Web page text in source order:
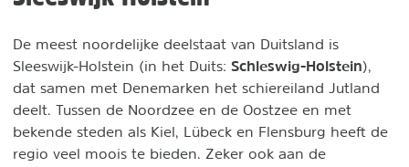
De meest noordelijke deelstaat van Duitsland is
Sleeswijk-Holstein (in het Duits: Schleswig-Holstein),
dat samen met Denemarken het schiereiland Jutland
deelt. Tussen de Noordzee en de Oostzee en met
bekende steden als Kiel, Lübeck en Flensburg heeft de
regio veel moois te bieden. Zeker ook aan de